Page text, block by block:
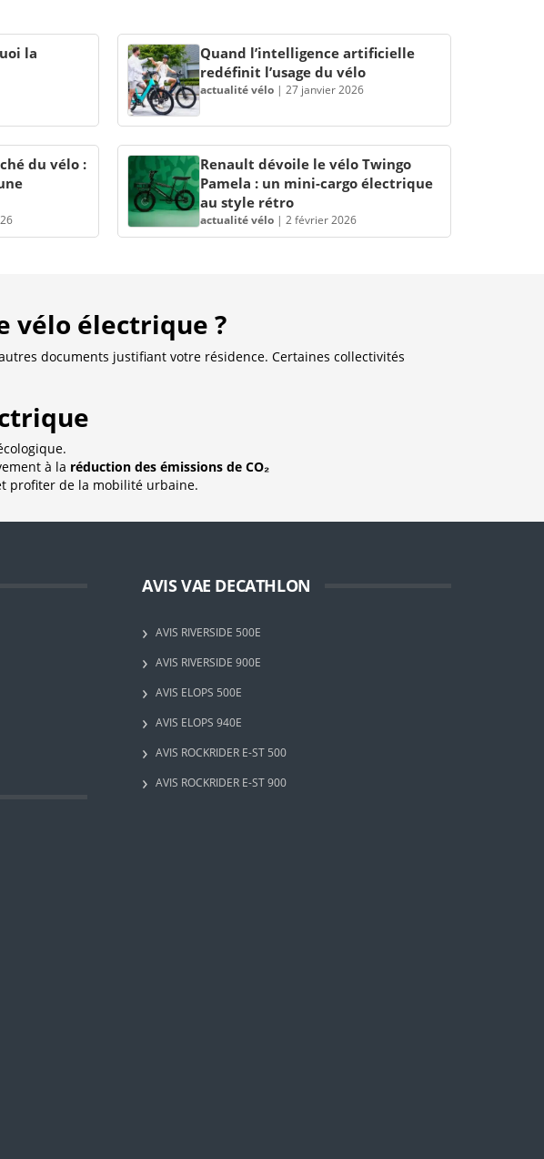
la
Quand l’intelligence artificielle
redéfinit l’usage du vélo
actualité vélo |27 janvier 2026
du vélo :
Renault dévoile le vélo Twingo
Pamela : un mini-cargo électrique
au style rétro
actualité vélo |2 février 2026
vélo électrique ?
documents justifiant votre résidence. Certaines collectivités
à la réduction des émissions de CO₂
profiter de la mobilité urbaine.
AVIS VAE DECATHLON
AVIS RIVERSIDE 500E
AVIS RIVERSIDE 900E
AVIS ELOPS 500E
AVIS ELOPS 940E
AVIS ROCKRIDER E-ST 500
AVIS ROCKRIDER E-ST 900